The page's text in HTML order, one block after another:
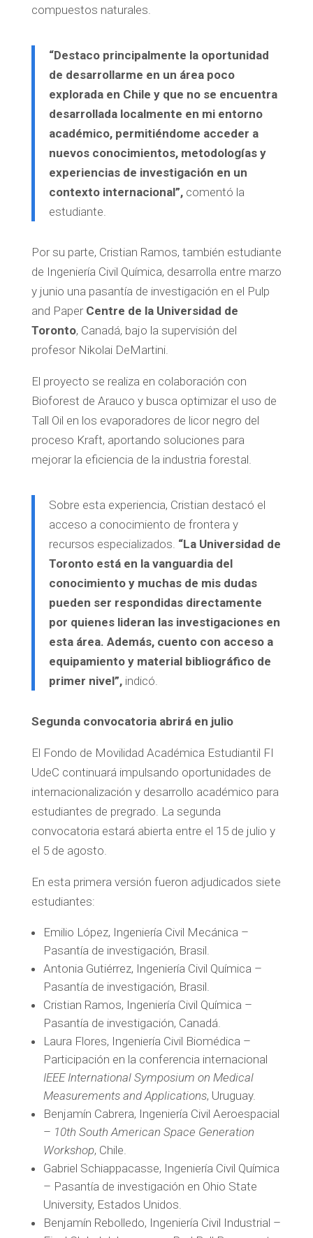
compuestos naturales.
“Destaco principalmente la oportunidad
de desarrollarme en un área poco
explorada en Chile y que no se encuentra
desarrollada localmente en mi entorno
académico, permitiéndome acceder a
nuevos conocimientos, metodologías y
experiencias de investigación en un
contexto internacional”, comentó la
estudiante.
Por su parte, Cristian Ramos, también estudiante
de Ingeniería Civil Química, desarrolla entre marzo
y junio una pasantía de investigación en el Pulp
and Paper Centre de la Universidad de
Toronto, Canadá, bajo la supervisión del
profesor Nikolai DeMartini.
El proyecto se realiza en colaboración con
Bioforest de Arauco y busca optimizar el uso de
Tall Oil en los evaporadores de licor negro del
proceso Kraft, aportando soluciones para
mejorar la eficiencia de la industria forestal.
Sobre esta experiencia, Cristian destacó el
acceso a conocimiento de frontera y
recursos especializados. “La Universidad de
Toronto está en la vanguardia del
conocimiento y muchas de mis dudas
pueden ser respondidas directamente
por quienes lideran las investigaciones en
esta área. Además, cuento con acceso a
equipamiento y material bibliográfico de
primer nivel”,indicó.
Segunda convocatoria abrirá en julio
El Fondo de Movilidad Académica Estudiantil FI
UdeC continuará impulsando oportunidades de
internacionalización y desarrollo académico para
estudiantes de pregrado. La segunda
convocatoria estará abierta entre el 15 de julio y
el 5 de agosto.
En esta primera versión fueron adjudicados siete
estudiantes:
Emilio López, Ingeniería Civil Mecánica –
Pasantía de investigación, Brasil.
Antonia Gutiérrez, Ingeniería Civil Química –
Pasantía de investigación, Brasil.
Cristian Ramos, Ingeniería Civil Química –
Pasantía de investigación, Canadá.
Laura Flores, Ingeniería Civil Biomédica –
Participación en la conferencia internacional
IEEE International Symposium on Medical
Measurements and Applications, Uruguay.
Benjamín Cabrera, Ingeniería Civil Aeroespacial
– 10th South American Space Generation
Workshop, Chile.
Gabriel Schiappacasse, Ingeniería Civil Química
– Pasantía de investigación en Ohio State
University, Estados Unidos.
Benjamín Rebolledo, Ingeniería Civil Industrial –